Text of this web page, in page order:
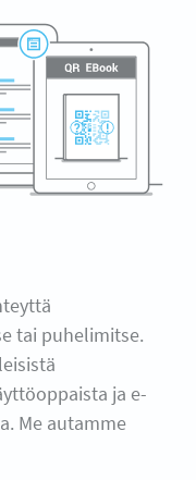
tai puhelimitse.
ja e-
Me autamme